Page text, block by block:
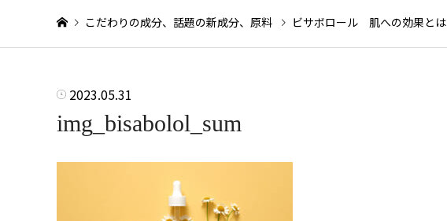
こだわりの成分、話題の新成分、原料 ビサボロール 肌への効果と
2023.05.31
img_bisabolol_sum